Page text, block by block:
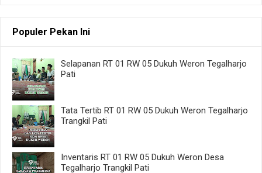
Populer Pekan Ini
Selapanan RT 01 RW 05 Dukuh Weron Tegalharjo
Pati
Tata Tertib RT 01 RW 05 Dukuh Weron Tegalharjo
Trangkil Pati
Inventaris RT 01 RW 05 Dukuh Weron Desa
Tegalharjo Trangkil Pati